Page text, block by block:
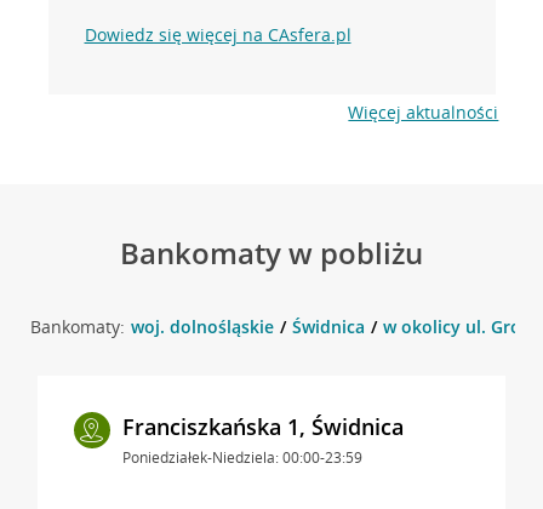
Dowiedz się więcej na CAsfera.pl
Więcej aktualności
Bankomaty w pobliżu
Bankomaty: woj. dolnośląskie Świdnica w okolicy ul.
Franciszkańska 1, Świdnica
Poniedziałek-Niedziela: 00:00-23:59